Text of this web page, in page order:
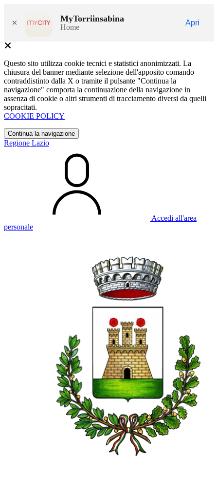
× MyTorriinsabina
Home
Apri
Questo sito utilizza cookie tecnici e statistici anonimizzati. La
chiusura del banner mediante selezione dell'apposito comando
contraddistinto dalla X o tramite il pulsante "Continua la
navigazione" comporta la continuazione della navigazione in
assenza di cookie o altri strumenti di tracciamento diversi da quelli
sopracitati.
COOKIE POLICY
Continua la navigazione
Regione Lazio
Accedi all'area
personale